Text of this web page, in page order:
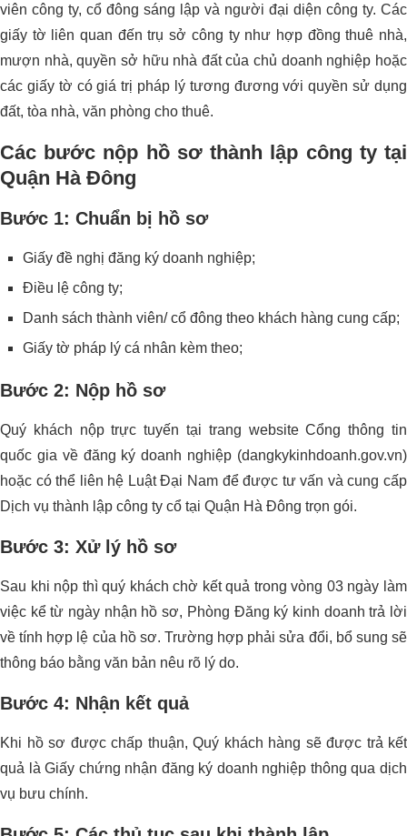
viên công ty, cổ đông sáng lập và người đại diện công ty. Các
giấy tờ liên quan đến trụ sở công ty như hợp đồng thuê nhà,
mượn nhà, quyền sở hữu nhà đất của chủ doanh nghiệp hoặc
các giấy tờ có giá trị pháp lý tương đương với quyền sử dụng
đất, tòa nhà, văn phòng cho thuê.
Các bước nộp hồ sơ thành lập công ty tại
Quận Hà Đông
Bước 1: Chuẩn bị hồ sơ
Giấy đề nghị đăng ký doanh nghiệp;
Điều lệ công ty;
Danh sách thành viên/ cổ đông theo khách hàng cung cấp;
Giấy tờ pháp lý cá nhân kèm theo;
Bước 2: Nộp hồ sơ
Quý khách nộp trực tuyến tại trang website Cổng thông tin
quốc gia về đăng ký doanh nghiệp (dangkykinhdoanh.gov.vn)
hoặc có thể liên hệ Luật Đại Nam để được tư vấn và cung cấp
Dịch vụ thành lập công ty cổ tại Quận Hà Đông trọn gói.
Bước 3: Xử lý hồ sơ
Sau khi nộp thì quý khách chờ kết quả trong vòng 03 ngày làm
việc kể từ ngày nhận hồ sơ, Phòng Đăng ký kinh doanh trả lời
về tính hợp lệ của hồ sơ. Trường hợp phải sửa đổi, bổ sung sẽ
thông báo bằng văn bản nêu rõ lý do.
Bước 4: Nhận kết quả
Khi hồ sơ được chấp thuận, Quý khách hàng sẽ được trả kết
quả là Giấy chứng nhận đăng ký doanh nghiệp thông qua dịch
vụ bưu chính.